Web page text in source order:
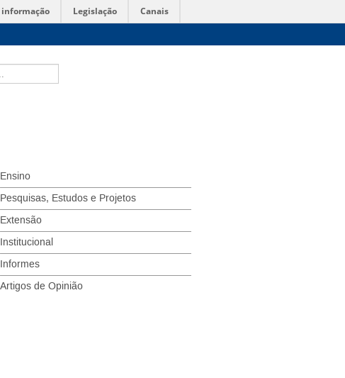
informação Legislação Canais
Ensino
Pesquisas, Estudos e Projetos
Extensão
Institucional
Informes
Artigos de Opinião